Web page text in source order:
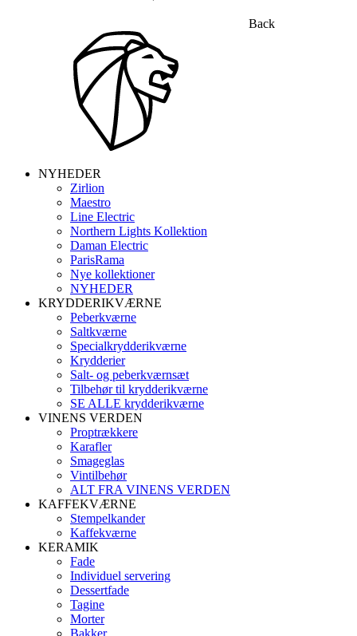
Back
NYHEDER
Zirlion
Maestro
Line Electric
Northern Lights Kollektion
Daman Electric
ParisRama
Nye kollektioner
NYHEDER
KRYDDERIKVÆRNE
Peberkværne
Saltkværne
Specialkrydderikværne
Krydderier
Salt- og peberkværnsæt
Tilbehør til krydderikværne
SE ALLE krydderikværne
VINENS VERDEN
Proptrækkere
Karafler
Smageglas
Vintilbehør
ALT FRA VINENS VERDEN
KAFFEKVÆRNE
Stempelkander
Kaffekværne
KERAMIK
Fade
Individuel servering
Dessertfade
Tagine
Morter
Bakker